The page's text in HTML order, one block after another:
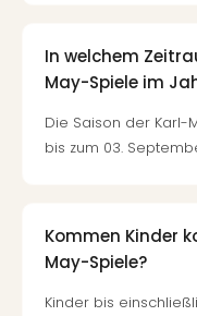
In welchem
May-Spiele im
Die Saison der Karl-
bis zum 03.
Kommen Kinder
May-Spiele?
Kinder bis